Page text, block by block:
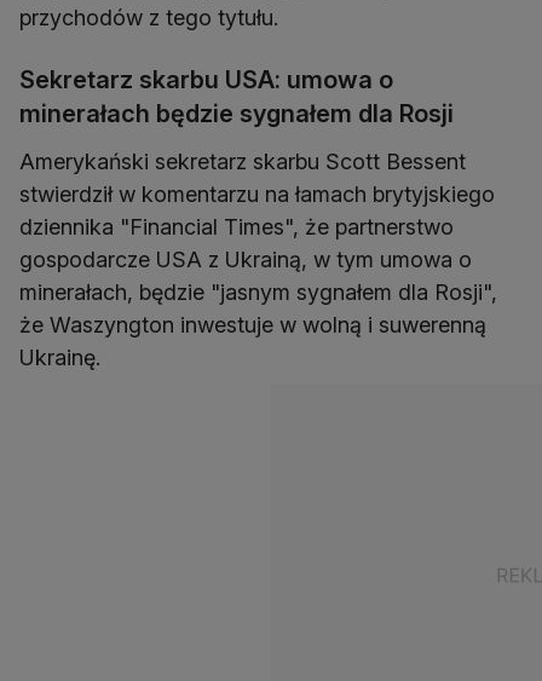
przychodów z tego tytułu.
Sekretarz skarbu USA: umowa o
minerałach będzie sygnałem dla Rosji
Amerykański sekretarz skarbu Scott Bessent
stwierdził w komentarzu na łamach brytyjskiego
dziennika "Financial Times", że partnerstwo
gospodarcze USA z Ukrainą, w tym umowa o
minerałach, będzie "jasnym sygnałem dla Rosji",
że Waszyngton inwestuje w wolną i suwerenną
Ukrainę.